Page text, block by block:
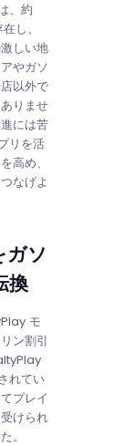
、約
し、
しい地
やガソ
以外で
りませ
には苦
リを活
高め、
なげよ
ガソ
換
モ
ン割引
れてい
プレイ
けられ
。